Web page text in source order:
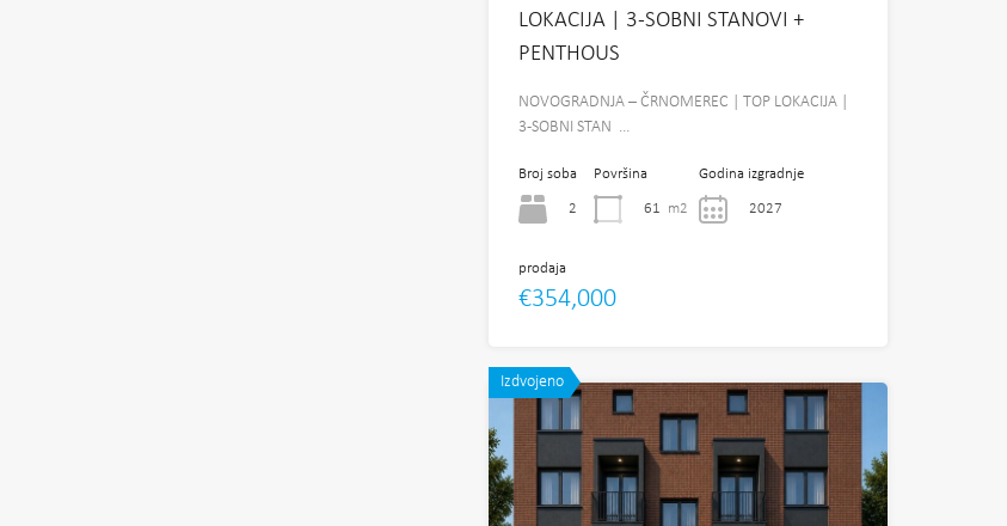
LOKACIJA | 3-SOBNI STANOVI +
PENTHOUS
NOVOGRADNJA – ČRNOMEREC | TOP LOKACIJA |
3-SOBNI STAN …
Broj soba
2
Površina
61 m2
Godina izgradnje
2027
prodaja
€354,000
Izdvojeno